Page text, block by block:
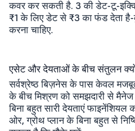
कवर कर सकती है. 3 की डेट-टू-
₹1 के लिए डेट से ₹3 का फंड देता है-
करना चाहिए.
एसेट और देयताओं के बीच संतुलन क्यों
सर्वश्रेष्ठ बिज़नेस के पास केवल
के बीच मिश्रण को समझदारी से मैनेज
बिना बहुत सारी देयताएं
ओर, ग्रोथ प्लान के बिना बहुत से